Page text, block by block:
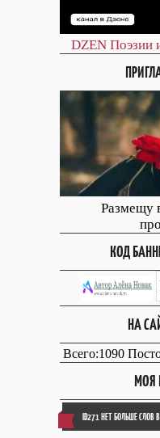
DZEN Поэзии
Размещу
КОД
НА
Всего:1090
МОЯ
ID271 НЕТ БОЛЬШЕ СЛОВ